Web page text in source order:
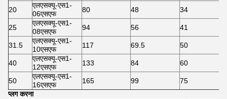
20
एलएसक्यू-एस1-
06एसएफ
80 48 34
25
एलएसक्यू-एस1-
08एसएफ
94 56 41
31.5
एलएसक्यू-एस1-
10एसएफ
117 69.5 50
40
एलएसक्यू-एस1-
12एसएफ
133 84 60
50
एलएसक्यू-एस1-
16एसएफ
165 99
75
प्लग करना